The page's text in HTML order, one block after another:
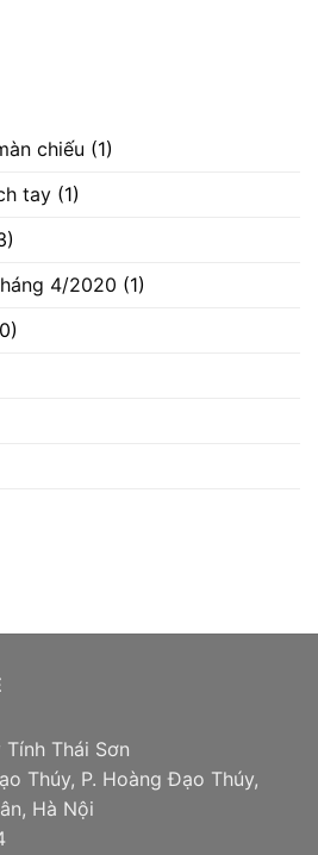
chiếu (1)
tay (1)
4/2020 (1)
Thái Sơn
Thúy, P. Hoàng Đạo Thúy,
Hà Nội